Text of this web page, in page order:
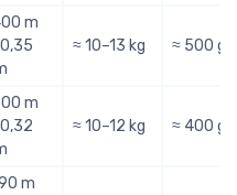
m
≈ 10–13 kg ≈ 500 g
m
≈ 10–12 kg ≈ 400 g
m